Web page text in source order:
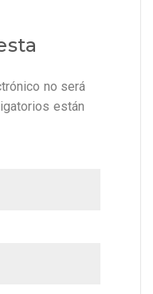
no será
están